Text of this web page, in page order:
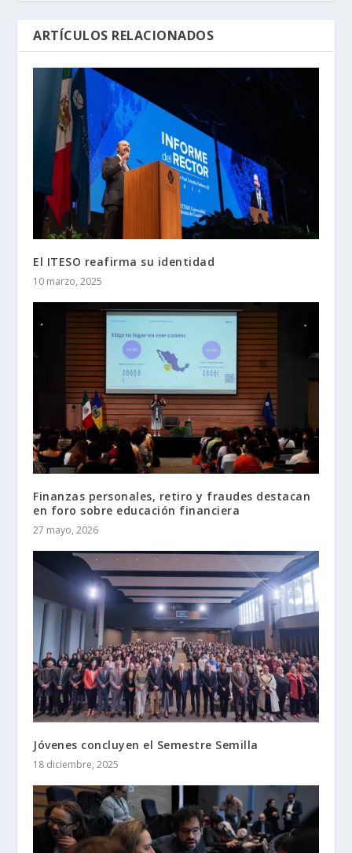
ARTÍCULOS RELACIONADOS
El ITESO reafirma su identidad
10 marzo, 2025
Finanzas personales, retiro y fraudes destacan
en foro sobre educación financiera
27 mayo, 2026
Jóvenes concluyen el Semestre Semilla
18 diciembre, 2025